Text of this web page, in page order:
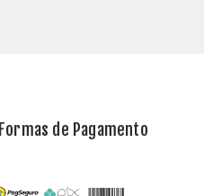
Formas de Pagamento